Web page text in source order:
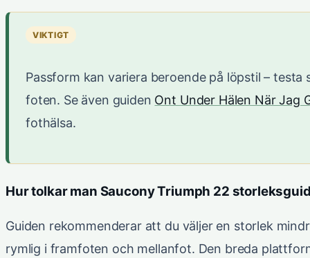
VIKTIGT
Passform kan variera beroende på löpstil –
foten. Se även guiden Ont Under Hälen När Jag
fothälsa.
Hur tolkar man Saucony Triumph 22
Guiden rekommenderar att du väljer en storlek
rymlig i framfoten och mellanfot. Den breda